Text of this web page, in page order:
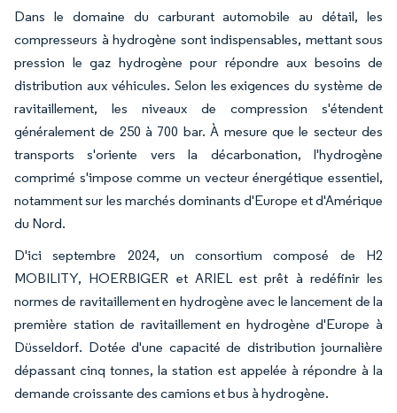
Dans le domaine du carburant automobile au détail, les
compresseurs à hydrogène sont indispensables, mettant sous
pression le gaz hydrogène pour répondre aux besoins de
distribution aux véhicules. Selon les exigences du système de
ravitaillement, les niveaux de compression s'étendent
généralement de 250 à 700 bar. À mesure que le secteur des
transports s'oriente vers la décarbonation, l'hydrogène
comprimé s'impose comme un vecteur énergétique essentiel,
notamment sur les marchés dominants d'Europe et d'Amérique
du Nord.
D'ici septembre 2024, un consortium composé de H2
MOBILITY, HOERBIGER et ARIEL est prêt à redéfinir les
normes de ravitaillement en hydrogène avec le lancement de la
première station de ravitaillement en hydrogène d'Europe à
Düsseldorf. Dotée d'une capacité de distribution journalière
dépassant cinq tonnes, la station est appelée à répondre à la
demande croissante des camions et bus à hydrogène.